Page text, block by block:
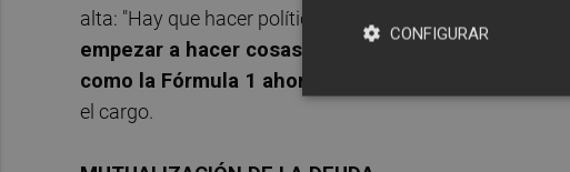
alta: "Hay que hacer políticas que consoliden este
empezar a hacer cosas que en su día causaron
como la Fórmula 1 ahora no la tienen"
el cargo.
CONFIGURAR